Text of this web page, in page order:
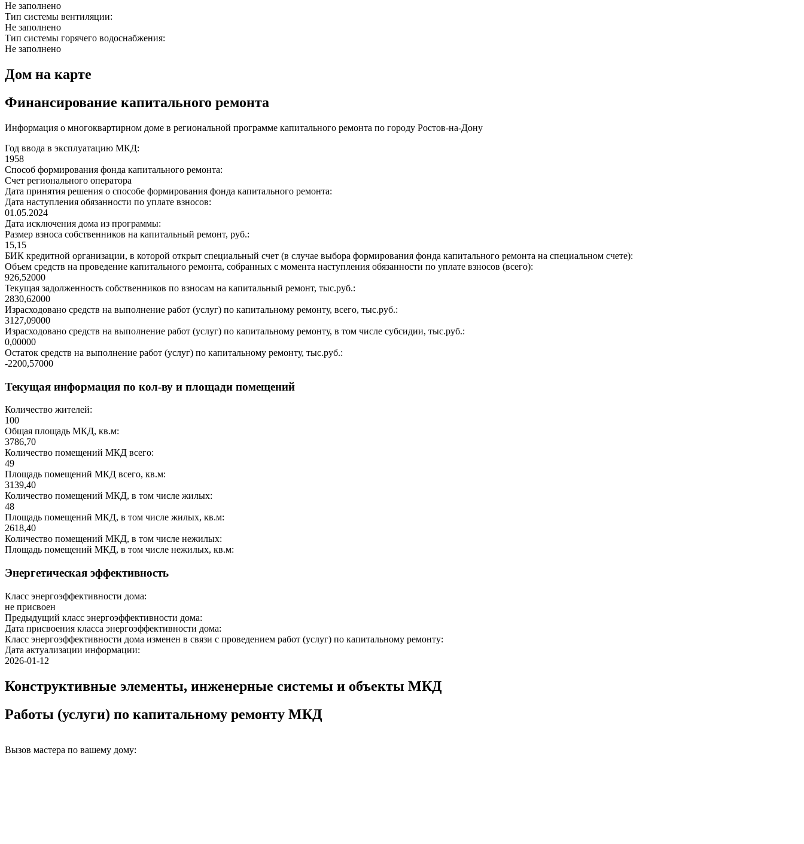
Не заполнено
Тип системы вентиляции:
Не заполнено
Тип системы горячего водоснабжения:
Не заполнено
Дом на карте
Финансирование капитального ремонта
Информация о многоквартирном доме в региональной программе капитального ремонта по городу Ростов-на-Дону
Год ввода в эксплуатацию МКД:
1958
Способ формирования фонда капитального ремонта:
Счет регионального оператора
Дата принятия решения о способе формирования фонда капитального ремонта:
Дата наступления обязанности по уплате взносов:
01.05.2024
Дата исключения дома из программы:
Размер взноса собственников на капитальный ремонт, руб.:
15,15
БИК кредитной организации, в которой открыт специальный счет (в случае выбора формирования фонда капитального ремонта на специальном счете):
Объем средств на проведение капитального ремонта, собранных с момента наступления обязанности по уплате взносов (всего):
926,52000
Текущая задолженность собственников по взносам на капитальный ремонт, тыс.руб.:
2830,62000
Израсходовано средств на выполнение работ (услуг) по капитальному ремонту, всего, тыс.руб.:
3127,09000
Израсходовано средств на выполнение работ (услуг) по капитальному ремонту, в том числе субсидии, тыс.руб.:
0,00000
Остаток средств на выполнение работ (услуг) по капитальному ремонту, тыс.руб.:
-2200,57000
Текущая информация по кол-ву и площади помещений
Количество жителей:
100
Общая площадь МКД, кв.м:
3786,70
Количество помещений МКД всего:
49
Площадь помещений МКД всего, кв.м:
3139,40
Количество помещений МКД, в том числе жилых:
48
Площадь помещений МКД, в том числе жилых, кв.м:
2618,40
Количество помещений МКД, в том числе нежилых:
Площадь помещений МКД, в том числе нежилых, кв.м:
Энергетическая эффективность
Класс энергоэффективности дома:
не присвоен
Предыдущий класс энергоэффективности дома:
Дата присвоения класса энергоэффективности дома:
Класс энергоэффективности дома изменен в связи с проведением работ (услуг) по капитальному ремонту:
Дата актуализации информации:
2026-01-12
Конструктивные элементы, инженерные системы и объекты МКД
Работы (услуги) по капитальному ремонту МКД
Вызов мастера по вашему дому: